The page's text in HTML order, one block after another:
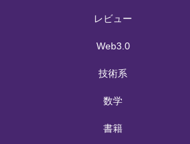
レビュー
Web3.0
技術系
数学
書籍